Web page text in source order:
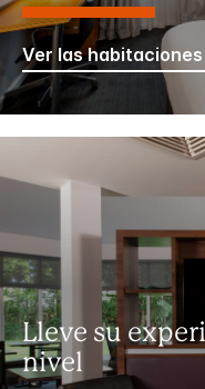
Ver las habitaciones
Lleve su
nivel